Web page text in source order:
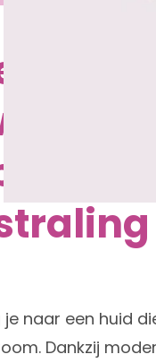
je
je naar een huid
Dankzij